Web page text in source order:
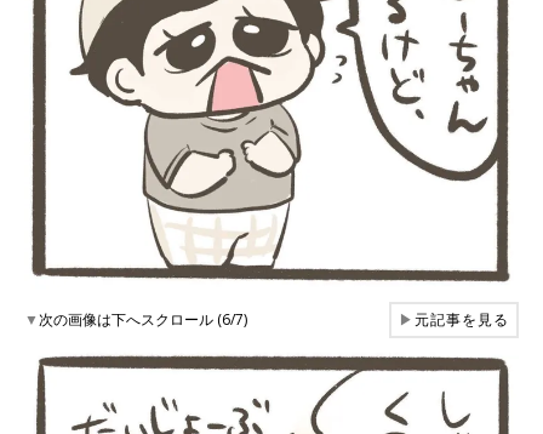
▼次の画像は下へスクロール (6/7) ▶元記事を見る